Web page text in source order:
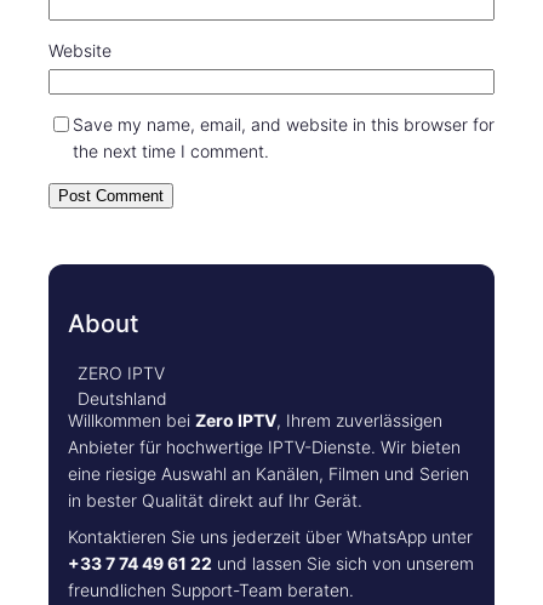
Website
Save my name, email, and website in this browser for
the next time I comment.
About
ZERO IPTV
Deutshland
Willkommen bei Zero IPTV, Ihrem zuverlässigen
Anbieter für hochwertige IPTV-Dienste. Wir bieten
eine riesige Auswahl an Kanälen, Filmen und Serien
in bester Qualität direkt auf Ihr Gerät.
Kontaktieren Sie uns jederzeit über WhatsApp unter
+33 7 74 49 61 22 und lassen Sie sich von unserem
freundlichen Support-Team beraten.